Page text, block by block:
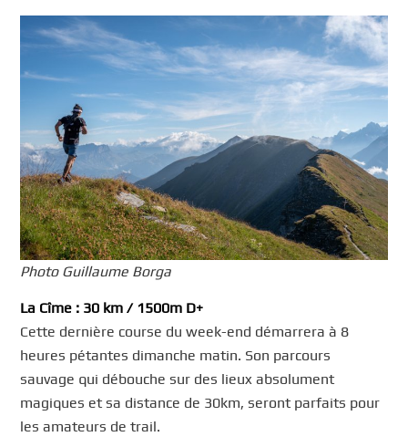
Photo Guillaume Borga
La Cîme : 30 km / 1500m D+
Cette dernière course du week-end démarrera à 8
heures pétantes dimanche matin. Son parcours
sauvage qui débouche sur des lieux absolument
magiques et sa distance de 30km, seront parfaits pour
les amateurs de trail.